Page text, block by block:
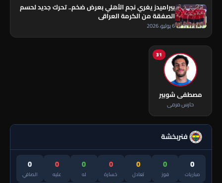
بيراميدز يغري نجم الأهلي بعرض ضخم.. تحرك جديد لحسم
الصفقة من الكرمة العراقي
6 يوليو، 2026
31
مصطفى شوبير
حارس مرمى
فنربخشة
0
مباريات
0
فوز
0
تعادل
0
خسارة
0
له
0
عليه
0
الصافي